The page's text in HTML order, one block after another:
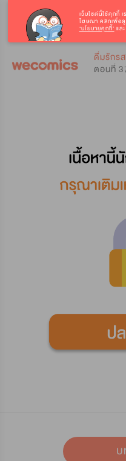
ดื่มรักร
ตอนที่
เว็บไซต์นี้ใช้คุกกี้
โฆษณา คลิกเพื่อ
‘นโยบายคุกกี้’ และ